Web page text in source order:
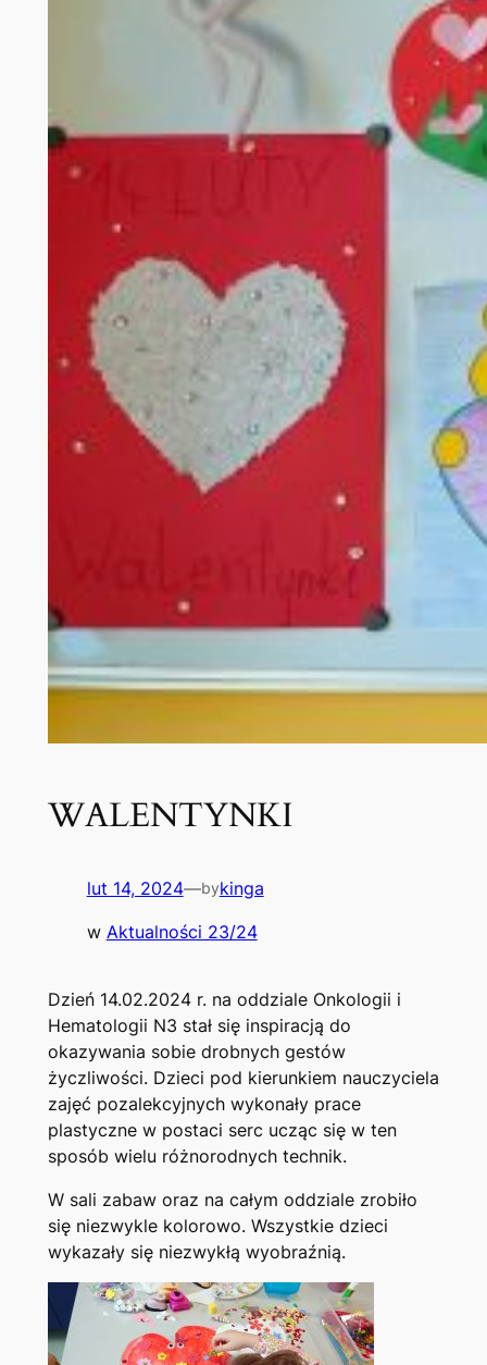
WALENTYNKI
lut 14, 2024—bykinga
w Aktualności 23/24
Dzień 14.02.2024 r. na oddziale Onkologii i
Hematologii N3 stał się inspiracją do
okazywania sobie drobnych gestów
życzliwości. Dzieci pod kierunkiem nauczyciela
zajęć pozalekcyjnych wykonały prace
plastyczne w postaci serc ucząc się w ten
sposób wielu różnorodnych technik.
W sali zabaw oraz na całym oddziale zrobiło
się niezwykle kolorowo. Wszystkie dzieci
wykazały się niezwykłą wyobraźnią.